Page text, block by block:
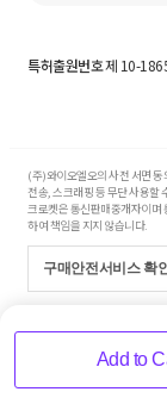
Add to
특허출원번호제 10-
(주)와이오엘오의 사전 서면
전송, 스크래핑 등 무단 사용할
크로켓은 통신판매중개자이며
하여 책임을 지지 않습니다.
구매안전서비스 확